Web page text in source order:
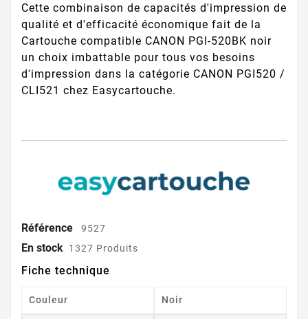
Cette combinaison de capacités d'impression de
qualité et d'efficacité économique fait de la
Cartouche compatible CANON PGI-520BK noir
un choix imbattable pour tous vos besoins
d'impression dans la catégorie CANON PGI520 /
CLI521 chez Easycartouche.
Référence 9527
En stock 1327 Produits
Fiche technique
Couleur Noir